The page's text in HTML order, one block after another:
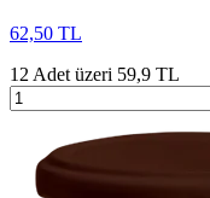
62,50 TL
12 Adet üzeri 59,9 TL